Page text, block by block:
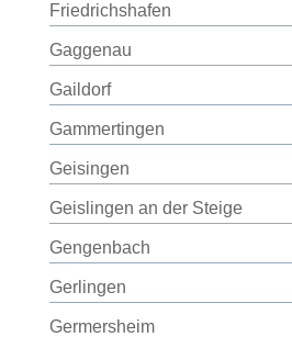
Friedrichshafen
Gaggenau
Gaildorf
Gammertingen
Geisingen
Geislingen an der Steige
Gengenbach
Gerlingen
Germersheim